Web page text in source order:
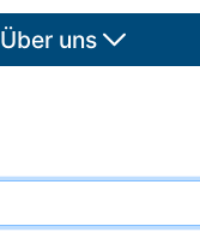
Über uns